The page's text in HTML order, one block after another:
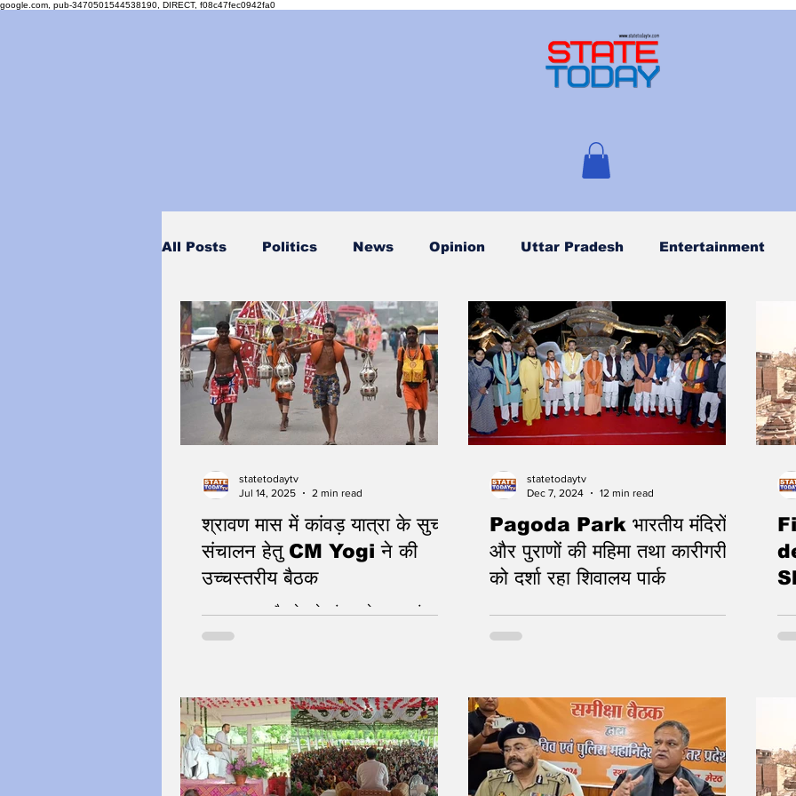
google.com, pub-3470501544538190, DIRECT, f08c47fec0942fa0
All Posts Politics News Opinion Uttar Pradesh Entertainment
Personality
श्रावण मास में कांवड़ यात्रा के सुचारु
संचालन हेतु CM Yogi ने की
उच्चस्तरीय बैठक
श्रद्धा, सुरक्षा और सेवा के संकल्प के साथ कांवड़
यात्रा के संचालन में जुटी योगी सरकार
statetodaytv
Jul 14, 2025
2 min read
Pagoda Park भारतीय मंदिरों
और पुराणों की महिमा तथा कारीगरी
को दर्शा रहा शिवालय पार्क
Chief Minister Yogi Adityanath inspects
Shivalaya Park development
statetodaytv
Dec 7, 2024
12 min read
में